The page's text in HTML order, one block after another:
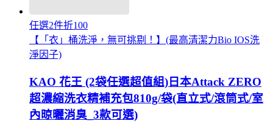
任選2件折100
【「衣」桶洗淨，無可挑剔！】(最高清潔力Bio IOS洗
淨因子)
KAO 花王 (2袋任選超值組)日本Attack ZERO
超濃縮洗衣精補充包810g/袋(直立式/滾筒式/室
內晾曬消臭_3款可選)